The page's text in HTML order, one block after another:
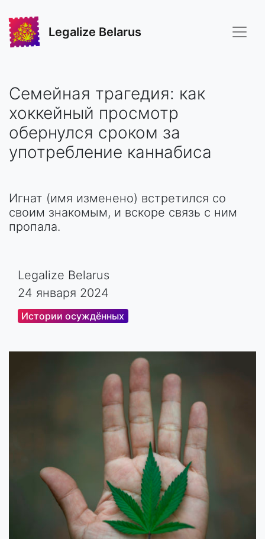
Legalize Belarus
Семейная трагедия: как
хоккейный просмотр
обернулся сроком за
употребление каннабиса
Игнат (имя изменено) встретился со
своим знакомым, и вскоре связь с ним
пропала.
Legalize Belarus
24 января 2024
Истории осуждённых